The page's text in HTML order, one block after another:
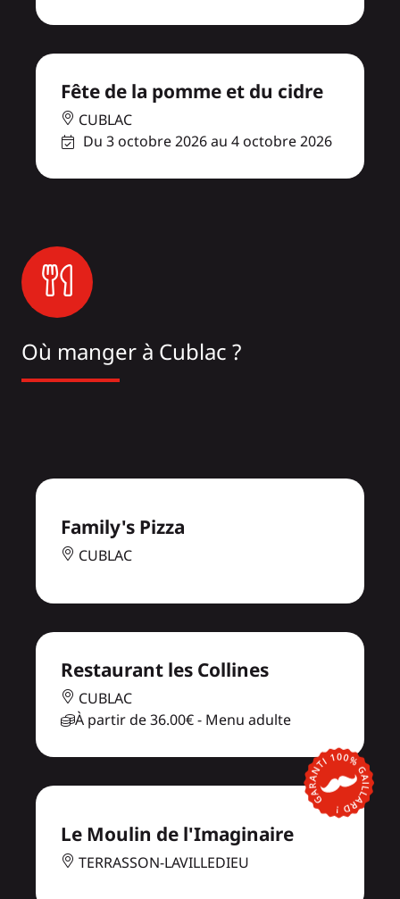
Fête de la pomme et du cidre
CUBLAC
Du 3 octobre 2026 au 4 octobre 2026
Où manger à Cublac ?
Family's Pizza
CUBLAC
Restaurant les Collines
CUBLAC
À partir de36.00€- Menu adulte
Le Moulin de l'Imaginaire
TERRASSON-LAVILLEDIEU